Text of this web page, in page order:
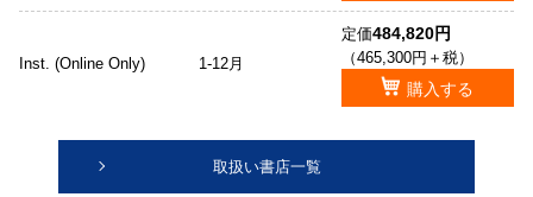
Inst. (Online Only) 1-12月
定価484,820円
（465,300円＋税）
購入する
取扱い書店一覧